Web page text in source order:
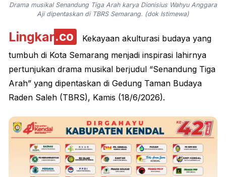
Drama musikal Senandung Tiga Arah karya Dionisius Wahyu Anggara
Aji dipentaskan di TBRS Semarang. (dok Istimewa)
Lingkar.co
Kekayaan akulturasi budaya yang
tumbuh di Kota Semarang menjadi inspirasi lahirnya
pertunjukan drama musikal berjudul “Senandung Tiga
Arah” yang dipentaskan di Gedung Taman Budaya
Raden Saleh (TBRS), Kamis (18/6/2026).